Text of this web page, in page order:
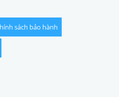
sách bảo hành